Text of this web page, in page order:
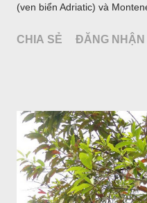
(ven biển Adriatic) và
trồng để khai thác: Pháp,
Tam Đảo (Vĩnh Phúc), đã
năm 1560- 70); thường
hoa; trồng một lần thu hoạch
CHIA SẺ ĐĂNG NHẬN